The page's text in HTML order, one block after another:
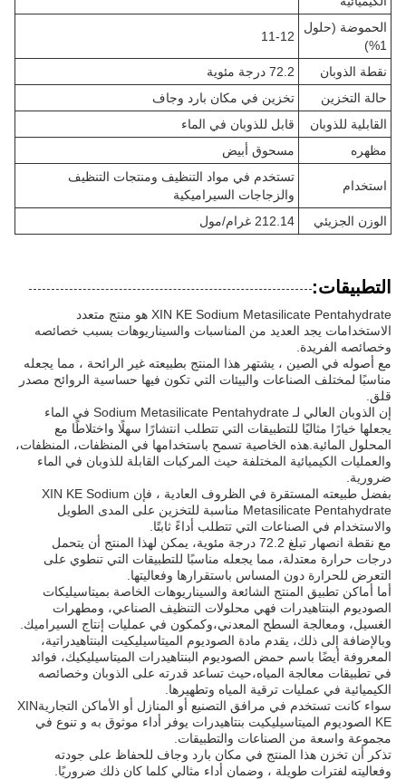
الحموضة (حلول
1%)
11-12
نقطة الذوبان
72.2 درجة مئوية
حالة التخزين
تخزين في مكان بارد وجاف
القابلية للذوبان
قابل للذوبان في الماء
مظهره
مسحوق أبيض
استخدام
تستخدم في مواد التنظيف ومنتجات التنظيف
والزجاجات السيراميكية
الوزن الجزيئي
212.14 غرام/مول
التطبيقات:
XIN KE Sodium Metasilicate Pentahydrate هو منتج متعدد
الاستخدامات يجد العديد من المناسبات والسيناريوهات بسبب خصائصه
وخصائصه الفريدة.
مع أصوله في الصين ، يشتهر هذا المنتج بطبيعته غير الرائحة ، مما يجعله
مناسبًا لمختلف الصناعات والبيئات التي تكون فيها حساسية الروائح مصدر
قلق.
إن الذوبان العالي لـ Sodium Metasilicate Pentahydrate في الماء
يجعلها خيارًا مثاليًا للتطبيقات التي تتطلب انتشارًا سهلًا واختلاطًا مع
المحلول المائية.هذه الخاصية تسمح باستخدامها في المنظفات، المنظفات،
والعمليات الكيميائية المختلفة حيث المركبات القابلة للذوبان في الماء
ضرورية.
بفضل طبيعته المستقرة في الظروف العادية ، فإن XIN KE Sodium
Metasilicate Pentahydrate مناسبة للتخزين على المدى الطويل
والاستخدام في الصناعات التي تتطلب أداءً ثابتًا.
مع نقطة انصهار تبلغ 72.2 درجة مئوية، يمكن لهذا المنتج أن يتحمل
درجات حرارة معتدلة، مما يجعله مناسبًا للتطبيقات التي تنطوي على
التعرض للحرارة دون المساس باستقرارها وفعاليتها.
أما أماكن تطبيق المنتج الشائعة والسيناريوهات الخاصة بميتاسيليكات
الصوديوم البنتاهيدرات فهي محلولات التنظيف الصناعي، ومطهرات
الغسيل، ومعالجة السطح المعدني،وكمكون في عمليات إنتاج السيراميك.
وبالإضافة إلى ذلك، يقدم مادة الصوديوم الميتاسيليكيت البنتاهيدراتية،
المعروفة أيضًا باسم حمض الصوديوم البنتاهيدرات الميتاسيليكيك، فوائد
في تطبيقات معالجة المياه،حيث تساعد قدرته على الذوبان وخصائصه
الكيميائية في عمليات ترقية المياه وتطهيرها.
سواء كانت تستخدم في مرافق التصنيع أو المنازل أو الأماكن التجاريةXIN
KE الصوديوم الميتاسيليكيت بنتاهيدرات يوفر أداء موثوق به و تنوع في
مجموعة واسعة من الصناعات والتطبيقات.
تذكر أن تخزن هذا المنتج في مكان بارد وجاف للحفاظ على جودته
وفعاليته لفترات طويلة ، وضمان أداء مثالي كلما كان ذلك ضروريًا.